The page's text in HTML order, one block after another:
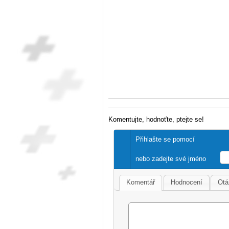
Komentujte, hodnoťte, ptejte se!
Přihlašte se pomocí
nebo zadejte své jméno
Komentář Hodnocení